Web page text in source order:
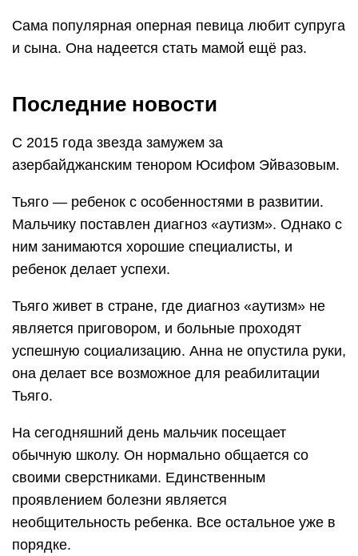
Сама популярная оперная певица любит супруга
и сына. Она надеется стать мамой ещё раз.
Последние новости
С 2015 года звезда замужем за
азербайджанским тенором Юсифом Эйвазовым.
Тьяго — ребенок с особенностями в развитии.
Мальчику поставлен диагноз «аутизм». Однако с
ним занимаются хорошие специалисты, и
ребенок делает успехи.
Тьяго живет в стране, где диагноз «аутизм» не
является приговором, и больные проходят
успешную социализацию. Анна не опустила руки,
она делает все возможное для реабилитации
Тьяго.
На сегодняшний день мальчик посещает
обычную школу. Он нормально общается со
своими сверстниками. Единственным
проявлением болезни является
необщительность ребенка. Все остальное уже в
порядке.